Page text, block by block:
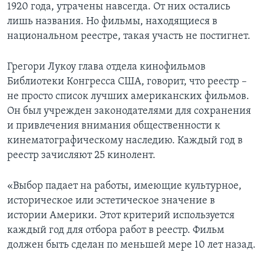
Learning English
СОЦИАЛЬНЫЕ СЕТИ
Языки
1920 года, утрачены навсегда. От них остались
лишь названия. Но фильмы, находящиеся в
национальном реестре, такая участь не постигнет.
Грегори Лукоу глава отдела кинофильмов
Библиотеки Конгресса США, говорит, что реестр –
не просто список лучших американских фильмов.
Он был учрежден законодателями для сохранения
и привлечения внимания общественности к
кинематографическому наследию. Каждый год в
реестр зачисляют 25 кинолент.
«Выбор падает на работы, имеющие культурное,
историческое или эстетическое значение в
истории Америки. Этот критерий используется
каждый год для отбора работ в реестр. Фильм
должен быть сделан по меньшей мере 10 лет назад.